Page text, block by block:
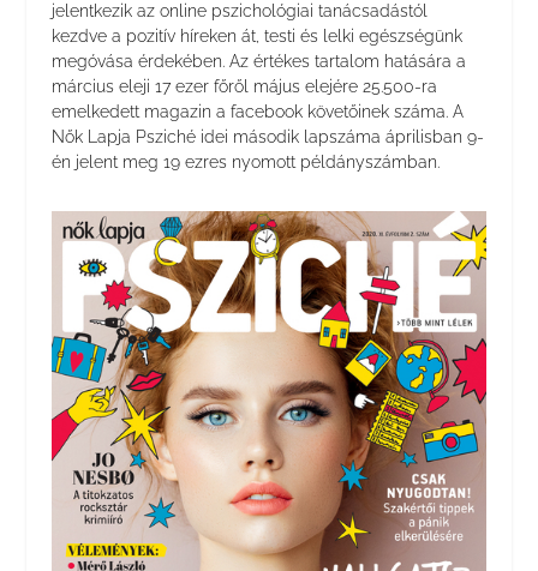
jelentkezik az online pszichológiai tanácsadástól
kezdve a pozitív híreken át, testi és lelki egészségünk
megóvása érdekében. Az értékes tartalom hatására a
március eleji 17 ezer főről május elejére 25.500-ra
emelkedett magazin a facebook követőinek száma. A
Nők Lapja Psziché idei második lapszáma áprilisban 9-
én jelent meg 19 ezres nyomott példányszámban.